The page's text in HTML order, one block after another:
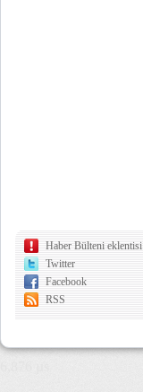
Haber Bülteni eklentisi
Twitter
Facebook
RSS